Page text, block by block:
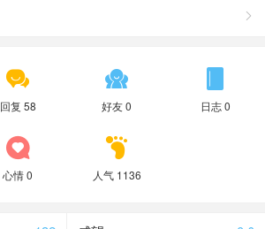


回复 58

好友 0

日志 0

心情 0

人气 1136